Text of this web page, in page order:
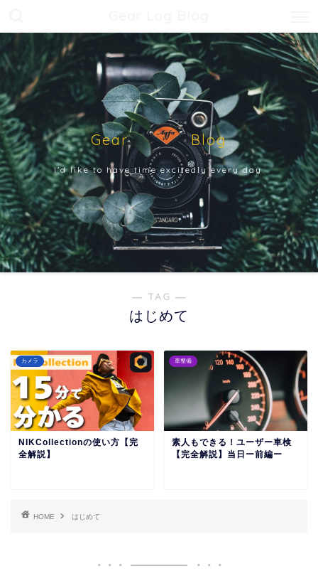
Gear Blog
I'd like to have time excitedly every day.
― TAG ―
はじめて
カメラ
NIKCollectionの使い方【完
全解説】
車整備
素人もできる！ユーザー車検
【完全解説】当日ー前編ー
HOME はじめて